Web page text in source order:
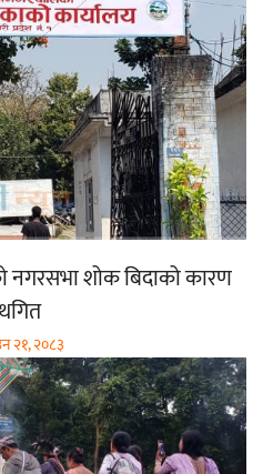
नगरसभा शोक बिदाको कारण
२१, २०८३